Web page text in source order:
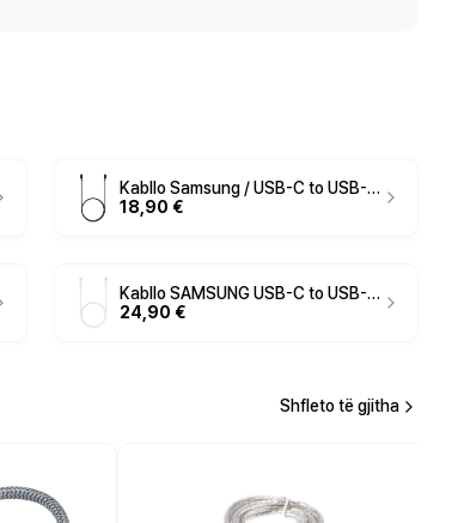
Kabllo Samsung / USB-C to USB-C Cable / EP-DX310 / 3A / 1.8m - Zezë
18,90 €
Kabllo SAMSUNG USB-C to USB-C – 100W – Bardhë
24,90 €
Shfleto të gjitha